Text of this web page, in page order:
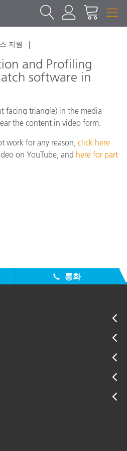
지원
and Profiling
software in
facing triangle) in the media
the content in video form.
work for any reason, click here
on YouTube, and here for part
통화